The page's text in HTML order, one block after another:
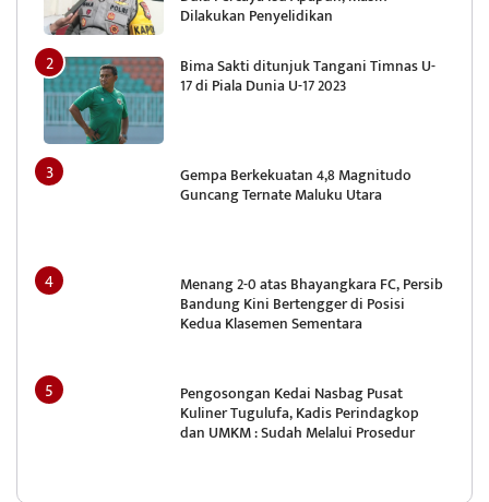
Dilakukan Penyelidikan
Bima Sakti ditunjuk Tangani Timnas U-
17 di Piala Dunia U-17 2023
Gempa Berkekuatan 4,8 Magnitudo
Guncang Ternate Maluku Utara
Menang 2-0 atas Bhayangkara FC, Persib
Bandung Kini Bertengger di Posisi
Kedua Klasemen Sementara
Pengosongan Kedai Nasbag Pusat
Kuliner Tugulufa, Kadis Perindagkop
dan UMKM : Sudah Melalui Prosedur